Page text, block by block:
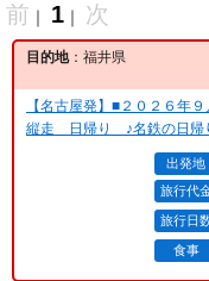
前 ｜ 1 ｜ 次
目的地：福井県
【名古屋発】■２０２６年
縦走 日帰り ♪名鉄の日帰
出発地
旅行代
旅行日
食事